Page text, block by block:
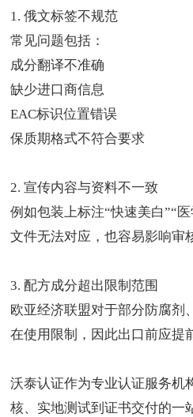
1. 俄文标签不规范
常见问题包括：
成分翻译不准确
缺少进口商信息
EAC标识位置错误
保质期格式不符合要求
2. 宣传内容与资料不一致
例如包装上标注“快速美白”“
文件无法对应，也容易影响审
3. 配方成分超出限制范围
欧亚经济联盟对于部分防腐剂
在使用限制，因此出口前应提
沃泰认证作为专业认证服务机
核、实地测试到证书交付的一